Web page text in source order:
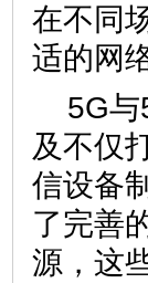
在不同
适的网
5G
及不仅
信设备
了完善
源，这